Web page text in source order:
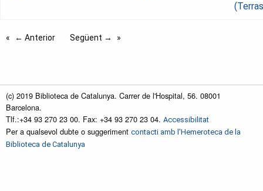
← Anterior Següent →
(c) 2019 Biblioteca de Catalunya. Carrer de l'Hospital, 56. 08001
Barcelona.
Tlf.:+34 93 270 23 00. Fax: +34 93 270 23 04. Accessibilitat
Per a qualsevol dubte o suggeriment contacti amb l'Hemeroteca de la
Biblioteca de Catalunya